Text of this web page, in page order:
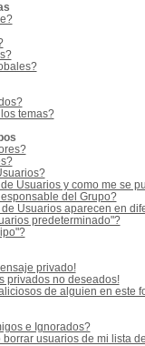
temas?
Usuarios y como me se
del Grupo?
Usuarios aparecen en
predeterminado"?
privado!
privados no deseados!
de alguien en este
e Ignorados?
usuarios de mi lista